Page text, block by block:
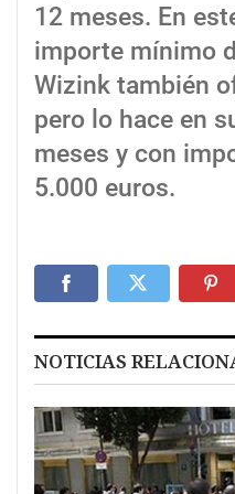
12 meses. En
importe mínimo
Wizink también
pero lo hace en
meses y con
5.000 euros.
NOTICIAS